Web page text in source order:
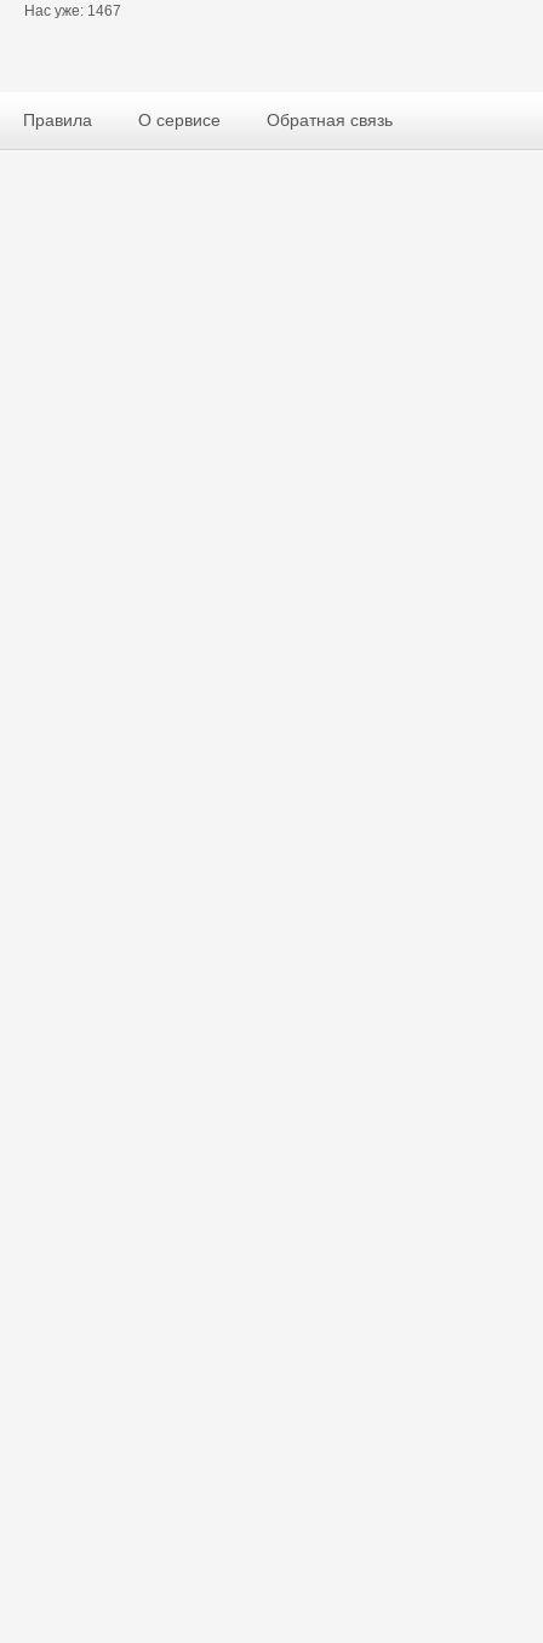
Нас уже: 1467
Правила О сервисе Обратная связь